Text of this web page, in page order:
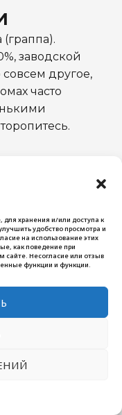
хранения и/или доступа к
удобство просмотра и
на использование этих
как поведение при
сайте. Несогласие или отзыв
функции и функции.
заводской
другое,
часто
груша,
—
вид, но
магазине,